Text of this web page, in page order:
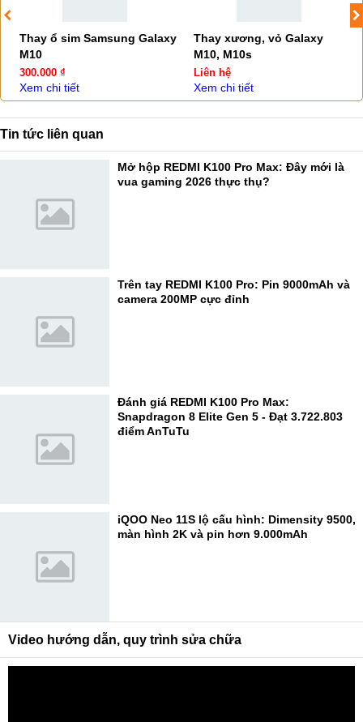
Thay ổ sim Samsung Galaxy
M10
300.000 ₫
Xem chi tiết
Thay xương, vỏ Galaxy
M10, M10s
Liên hệ
Xem chi tiết
Tin tức liên quan
Mở hộp REDMI K100 Pro Max: Đây mới là
vua gaming 2026 thực thụ?
Trên tay REDMI K100 Pro: Pin 9000mAh và
camera 200MP cực đỉnh
Đánh giá REDMI K100 Pro Max:
Snapdragon 8 Elite Gen 5 - Đạt 3.722.803
điểm AnTuTu
iQOO Neo 11S lộ cấu hình: Dimensity 9500,
màn hình 2K và pin hơn 9.000mAh
Video hướng dẫn, quy trình sửa chữa